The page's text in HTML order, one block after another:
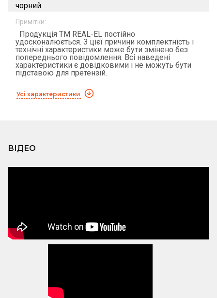
чорний
Примітки:
Продукція ТМ REAL-EL постійно
удосконалюється. З цієї причини комплектність і
технічні характеристики може бути змінено без
попереднього повідомлення. Всі наведені
характеристики є довідковими і не можуть бути
підставою для претензій.
Усі характеристики
ВІДЕО